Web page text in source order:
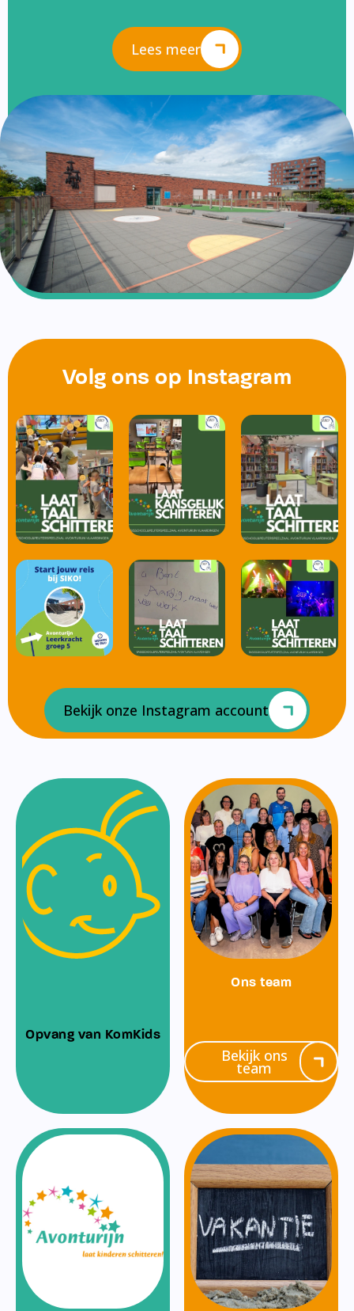
Lees meer
Volg ons op Instagram
Bekijk onze Instagram account
Opvang van KomKids
Ons team
Bekijk ons
team